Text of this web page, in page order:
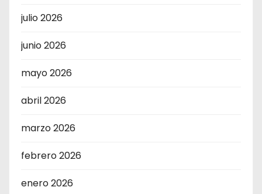
julio 2026
junio 2026
mayo 2026
abril 2026
marzo 2026
febrero 2026
enero 2026